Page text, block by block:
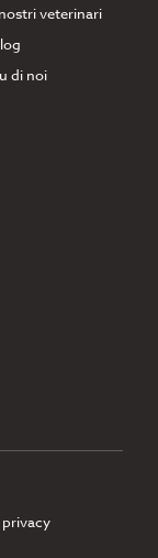
veterinari
di noi
privacy